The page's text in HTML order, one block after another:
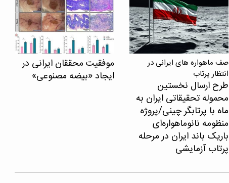
صف ماهواره های ایرانی در
انتظار پرتاب
طرح ارسال نخستین
محموله تحقیقاتی ایران به
ماه با پرتابگر چینی/پروژه
منظومه نانوماهواره‌ای
باریک باند ایران در مرحله
پرتاب آزمایشی
موفقیت محققان ایرانی در
ایجاد «بیضه مصنوعی»